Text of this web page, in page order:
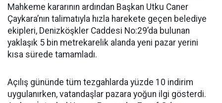
Mahkeme kararının ardından Başkan Utku Caner
Çaykara’nın talimatıyla hızla harekete geçen belediye
ekipleri, Denizköşkler Caddesi No:29’da bulunan
yaklaşık 5 bin metrekarelik alanda yeni pazar yerini
kısa sürede tamamladı.
Açılış gününde tüm tezgahlarda yüzde 10 indirim
uygulanırken, vatandaşlar pazara yoğun ilgi gösterdi.